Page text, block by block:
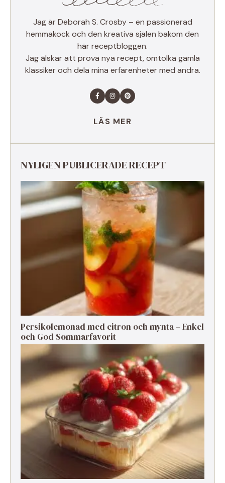
Jag är Deborah S. Crosby – en passionerad
hemmakock och den kreativa själen bakom den
här receptbloggen.
Jag älskar att prova nya recept, omtolka gamla
klassiker och dela mina erfarenheter med andra.
LÄS MER
NYLIGEN PUBLICERADE RECEPT
Persikolemonad med citron och mynta – Enkel
och God Sommarfavorit